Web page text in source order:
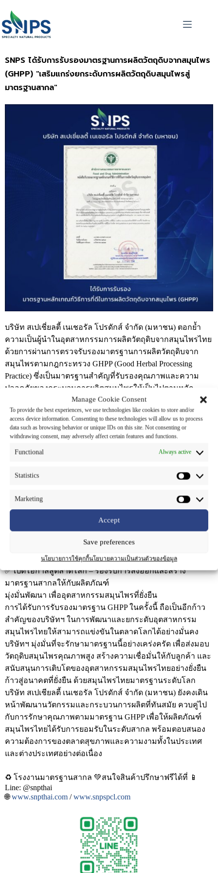
Manage Cookie Consent
To provide the best experiences, we use technologies like cookies to store and/or
access device information. Consenting to these technologies will allow us to process
data such as browsing behavior or unique IDs on this site. Not consenting or
withdrawing consent, may adversely affect certain features and functions.
Functional Always active
Statistics
Marketing
Accept
Save preferences
นโยบายการใช้คุกกี้นโยบายความเป็นส่วนตัวของข้อมูล
SNPS ได้รับการรับรองมาตรฐานการผลิตวัตถุดิบจากสมุนไพร
(GHPP) "เสริมแกร่งยกระดับการผลิตวัตถุดิบสมุนไพรสู่
มาตรฐานสากล"
บริษัท สเปเชี่ยลตี้ เนเชอรัล โปรดักส์ จำกัด (มหาชน) ตอกย้ำ
ความเป็นผู้นำในอุตสาหกรรมการผลิตวัตถุดิบจากสมุนไพรไทย
ด้วยการผ่านการตรวจรับรองมาตรฐานการผลิตวัตถุดิบจาก
สมุนไพรตามกฎกระทรวง GHPP (Good Herbal Processing
Practice) ซึ่งเป็นมาตรฐานสำคัญที่รับรองคุณภาพและความ
ปลอดภัยของกระบวนการผลิตสมุนไพรให้เป็นไปตามหลัก
เกณฑ์ที่กำหนดโดยกระทรวงสาธารณสุข
GHPP: มาตรฐานแห่งคุณภาพเพื่อการผลิตสมุนไพรที่ปลอดภัย
มาตรฐาน GHPP เป็นแนวทางปฏิบัติที่ครอบคลุมทุกขั้นตอนของ
กระบวนการผลิตวัตถุดิบจากสมุนไพร ตั้งแต่การคัดเลือกวัตถุดิบ
กระบวนการแปรรูป การควบคุมคุณภาพ ไปจนถึงการจัดเก็บ
ปลอดภัย และปราศจากสารปนเปื้อน
✅ รับรองคุณภาพ – ควบคุมกระบวนการผลิตให้เป็นไปตาม
มาตรฐานสากล
✅ เพิ่มความปลอดภัย – ลดความเสี่ยงจากสารปนเปื้อนและสาร
ตกค้างที่เป็นอันตราย
✅ สร้างความมั่นใจให้ผู้บริโภค – ยกระดับความน่าเชื่อถือของ
ผลิตภัณฑ์สมุนไพรไทย
✅ เปิดโอกาสสู่ตลาดโลก – รองรับการส่งออกและสร้าง
มาตรฐานสากลให้กับผลิตภัณฑ์
มุ่งมั่นพัฒนา เพื่ออุตสาหกรรมสมุนไพรที่ยั่งยืน
การได้รับการรับรองมาตรฐาน GHPP ในครั้งนี้ ถือเป็นอีกก้าว
สำคัญของบริษัทฯ ในการพัฒนาและยกระดับอุตสาหกรรม
สมุนไพรไทยให้สามารถแข่งขันในตลาดโลกได้อย่างมั่นคง
บริษัทฯ มุ่งมั่นที่จะรักษามาตรฐานนี้อย่างเคร่งครัด เพื่อส่งมอบ
วัตถุดิบสมุนไพรคุณภาพสูง สร้างความเชื่อมั่นให้กับลูกค้า และ
สนับสนุนการเติบโตของอุตสาหกรรมสมุนไพรไทยอย่างยั่งยืน
ก้าวสู่อนาคตที่ยั่งยืน ด้วยสมุนไพรไทยมาตรฐานระดับโลก
บริษัท สเปเชียลตี้ เนเชอรัล โปรดักส์ จำกัด (มหาชน) ยังคงเดิน
หน้าพัฒนานวัตกรรมและกระบวนการผลิตที่ทันสมัย ควบคู่ไป
กับการรักษาคุณภาพตามมาตรฐาน GHPP เพื่อให้ผลิตภัณฑ์
สมุนไพรไทยได้รับการยอมรับในระดับสากล พร้อมตอบสนอง
ความต้องการของตลาดสุขภาพและความงามทั้งในประเทศ
และต่างประเทศอย่างต่อเนื่อง
♻️ โรงงานมาตรฐานสากล 💚สนใจสินค้าปรึกษาฟรีได้ที่ 📱
Line: @snpthai
🌐www.snpthai.com /www.snpspcl.com